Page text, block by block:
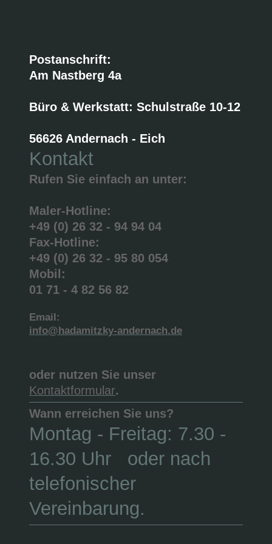
Postanschrift:
Am Nastberg 4a
Büro & Werkstatt: Schulstraße 10-12
56626 Andernach - Eich
Kontakt
Rufen Sie einfach an unter:
Maler-Hotline:
+49 (0) 26 32 - 94 94 04
Fax-Hotline:
+49 (0) 26 32 - 95 80 054
Mobil:
01 71 - 4 82 56 82
Email:
info@hadamitzky-andernach.de
oder nutzen Sie unser
Kontaktformular.
Wann erreichen Sie uns?
Montag - Freitag: 7.30 -
16.30 Uhr oder nach
telefonischer
Vereinbarung.